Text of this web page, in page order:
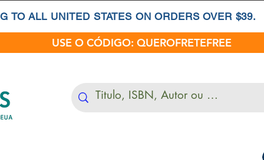
TO ALL UNITED STATES ON ORDERS OVER $39.
USE O CÓDIGO: QUEROFRETEFREE